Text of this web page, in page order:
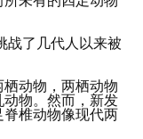
战了几代人以来被
动物，两栖动物
物。然而，新发
椎动物像现代两